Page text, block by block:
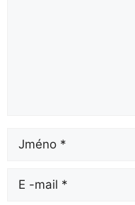
název
mailem